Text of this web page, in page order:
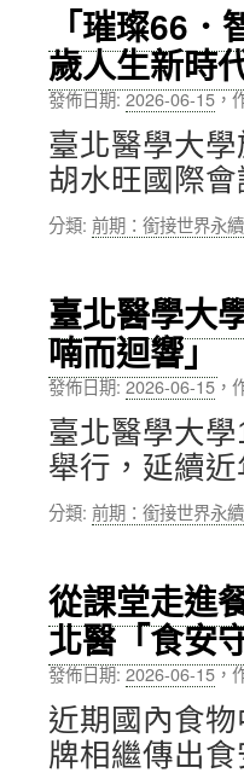
容
「璀璨66
歲人生新時
發佈日期:2026-06-15，
臺北醫學大
胡水旺國際
分類: 前期：銜接世界永
臺北醫學大
喃而迴響」
發佈日期:2026-06-15，
臺北醫學大
舉行，延續
分類: 前期：銜接世界永
從課堂走進
北醫「食安
發佈日期:2026-06-15，
近期國內食
牌相繼傳出